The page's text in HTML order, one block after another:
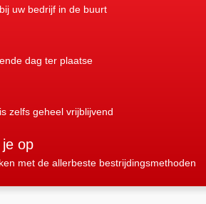
uw bedrijf in de buurt
dag ter plaatse
zelfs geheel vrijblijvend
op
met de allerbeste bestrijdingsmethoden